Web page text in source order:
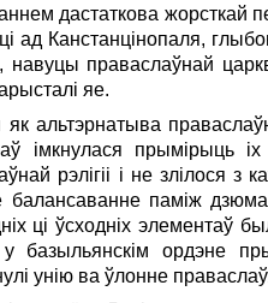
дастаткова жорсткай
Канстанцінопаля,
праваслаўнай
яе.
альтэрнатыва праваслаўю
імкнулася прымірыць
рэлігіі і не злілося з
паміж дзюма
ці ўсходніх элементаў
базыльянскім ордэне
унію ва ўлонне